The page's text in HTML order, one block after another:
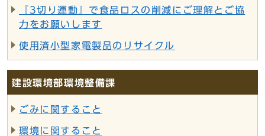
『3切り運動』で食品ロスの削減にご理解とご協
力をお願いします
使用済小型家電製品のリサイクル
建設環境部環境整備課
ごみに関すること
環境に関すること